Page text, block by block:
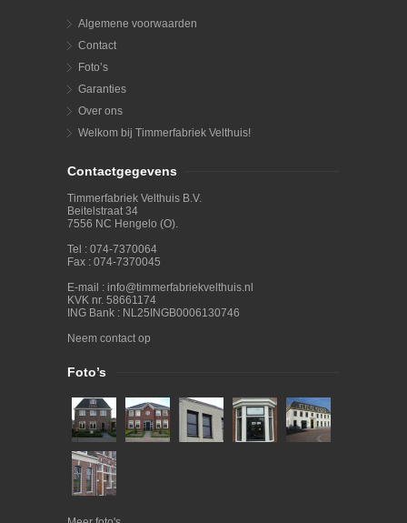
Algemene voorwaarden
Contact
Foto’s
Garanties
Over ons
Welkom bij Timmerfabriek Velthuis!
Contactgegevens
Timmerfabriek Velthuis B.V.
Beitelstraat 34
7556 NC Hengelo (O).
Tel : 074-7370064
Fax : 074-7370045
E-mail : info@timmerfabriekvelthuis.nl
KVK nr. 58661174
ING Bank : NL25INGB0006130746
Neem contact op
Foto’s